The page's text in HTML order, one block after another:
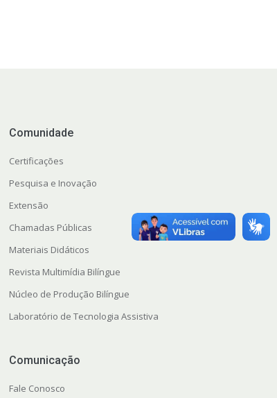
Comunidade
Certificações
Pesquisa e Inovação
Extensão
Chamadas Públicas
Materiais Didáticos
Revista Multimídia Bilíngue
Núcleo de Produção Bilíngue
Laboratório de Tecnologia Assistiva
Comunicação
Fale Conosco